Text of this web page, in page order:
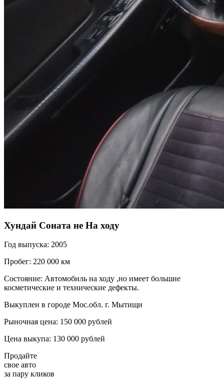
Хундай Соната не На ходу
Год выпуска: 2005
Пробег: 220 000 км
Состояние: Автомобиль на ходу ,но имеет большие
косметические и технические дефекты.
Выкуплен в городе Мос.обл. г. Мытищи
Рыночная цена: 150 000 рублей
Цена выкупа: 130 000 рублей
Продайте
свое авто
за пару кликов